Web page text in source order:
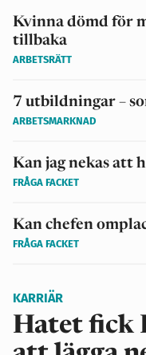
Kvinna dömd för
tillbaka
ARBETSRÄTT
7 utbildningar –
ARBETSMARKNAD
Kan jag nekas att
FRÅGA FACKET
Kan chefen
FRÅGA FACKET
KARRIÄR
Hatet fick